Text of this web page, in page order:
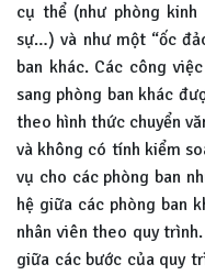
cụ thể (như phòng kinh
sự…) và như một “ốc
ban khác. Các công
sang phòng ban khác
theo hình thức chuyển
và không có tính kiểm
vụ cho các phòng ban
hệ giữa các phòng ban
nhân viên theo quy
giữa các bước của quy